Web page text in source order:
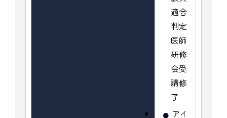
適合
判定
医師
研修
会受
講修
了
アイ